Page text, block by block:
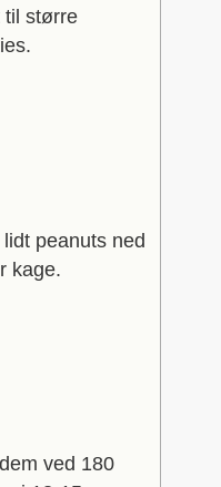
til større
lidt peanuts ned
kage.
ved 180